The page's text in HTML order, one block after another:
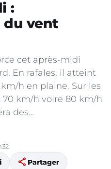
:
du vent
cet après-midi
En rafales, il atteint
h en plaine. Sur les
70 km/h voire 80 km/h
des…
share Partager